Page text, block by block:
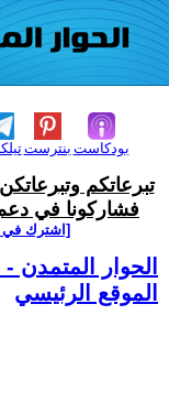
بنترست بودكاست
تبرعاتكم
فشاركونا في دعم
[اشترك في
الحوار المتمدن -
الموقع الرئيسي